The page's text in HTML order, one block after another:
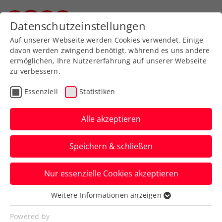
Zurück zur Newsübersicht
ATP
Freitag sensationell im
Wimbledon-U14-Endspiel
Die ÖTV-Nachwuchshoffnung bleibt in
London auch im vierten Match ohne
einen Satzverlust.
Verfasst von: Manuel Wachta, 12.07.2025
Datenschutzeinstellungen
Auf unserer Webseite werden Cookies verwendet. Einige
davon werden zwingend benötigt, während es uns andere
ermöglichen, Ihre Nutzererfahrung auf unserer Webseite
zu verbessern.
Essenziell Statistiken
Alle akzeptieren
Speichern & schließen
Nur essenzielle Cookies akzeptieren
Essenziell
Essenzielle Cookies werden für grundlegende
Weitere Informationen anzeigen
Powered by